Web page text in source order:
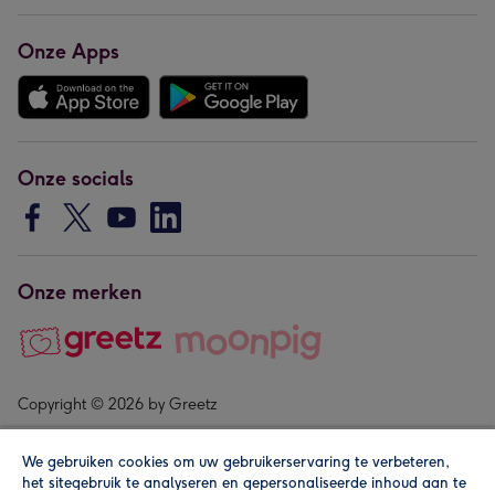
Onze Apps
Onze socials
Onze merken
Copyright © 2026 by Greetz
We gebruiken cookies om uw gebruikerservaring te verbeteren,
het sitegebruik te analyseren en gepersonaliseerde inhoud aan te